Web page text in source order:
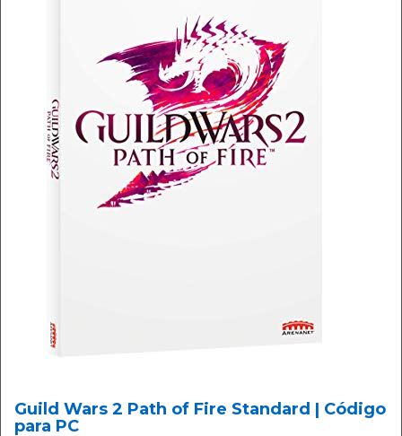
Guild Wars 2 Path of Fire Standard | Código
para PC